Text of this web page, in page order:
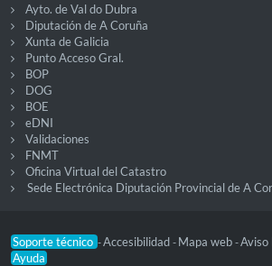
Ayto. de Val do Dubra
Diputación de A Coruña
Xunta de Galicia
Punto Acceso Gral.
BOP
DOG
BOE
eDNI
Validaciones
FNMT
Oficina Virtual del Catastro
Sede Electrónica Diputación Provincial de A
Soporte técnico -Accesibilidad - Mapa web -Aviso
Ayuda